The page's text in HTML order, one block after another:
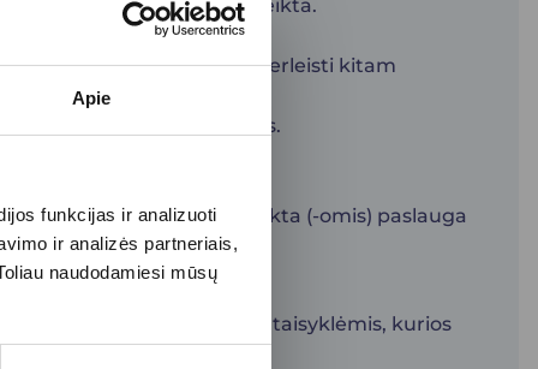
Apie
funkcijas ir analizuoti
ir analizės partneriais,
naudodamiesi mūsų
prekė ar paslauga yra suteikta.
dalies paslaugų atlikimo perleisti kitam
kurioms buvo įsigytas.
teisę pasinaudoti pasirinkta (-omis) paslauga
įsigijimo ir naudojimo taisyklėmis, kurios